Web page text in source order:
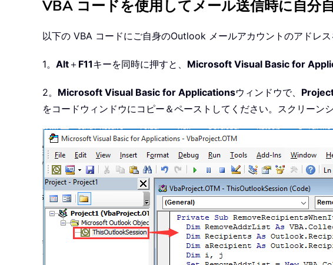
VBA コードを使用してメール送信時に自分
以下の VBA コードにご自身のOutlook メールアカウントのアドレ
1。 Alt＋ F11キーを同時に押すと、 Microsoft Visual Basic for
2。 Microsoft Visual Basic for Applicationsウィンドウで、
をコードウィンドウにコピー＆ペーストしてください。スクリーン